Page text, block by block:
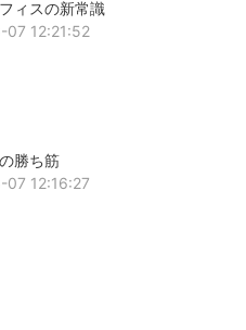
ィスの新常識
07 12:21:52
勝ち筋
12:16:27